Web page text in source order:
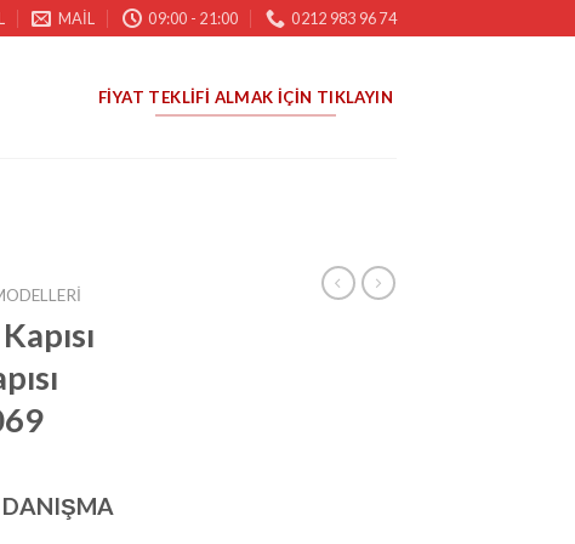
MAIL 09:00 - 21:00 0212 983 96 74
FIYAT TEKLIFI ALMAK İÇIN TIKLAYIN
DANIŞMA